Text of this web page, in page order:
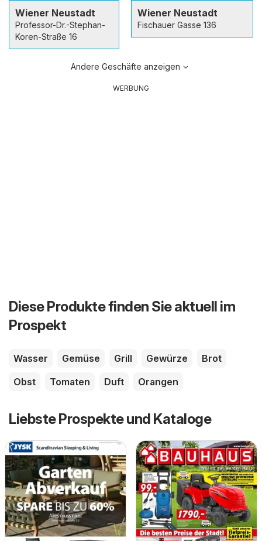
Wiener Neustadt
Professor-Dr.-Stephan-
Koren-Straße 16
Wiener Neustadt
Fischauer Gasse 136
Andere Geschäfte anzeigen
WERBUNG
Diese Produkte finden Sie aktuell im
Prospekt
Wasser Gemüse Grill Gewürze
Brot
Obst
Tomaten Duft Orangen
Liebste Prospekte und Kataloge